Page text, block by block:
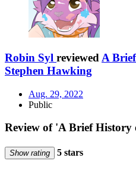
Robin Syl reviewed A
Stephen Hawking
Aug. 29, 2022
Public
Review of 'A Brief
Show rating 5 stars